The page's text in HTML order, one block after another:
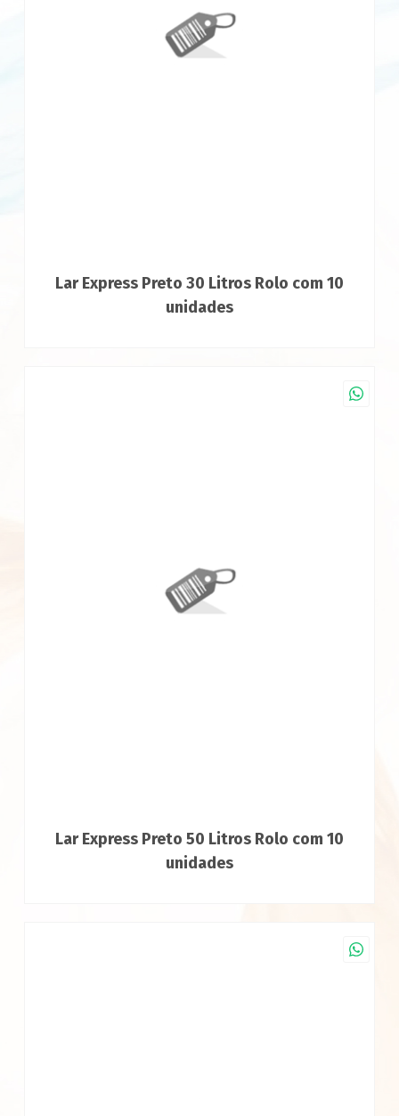
Lar Express Preto 30 Litros Rolo com 10
unidades
Lar Express Preto 50 Litros Rolo com 10
unidades